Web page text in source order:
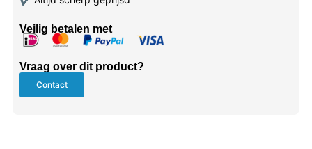
Veilig betalen met
Vraag over dit product?
Contact